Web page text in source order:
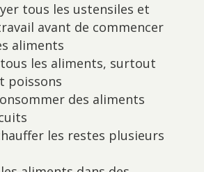
tous les ustensiles et
avant de commencer
aliments
les aliments, surtout
poissons
des aliments
les restes plusieurs